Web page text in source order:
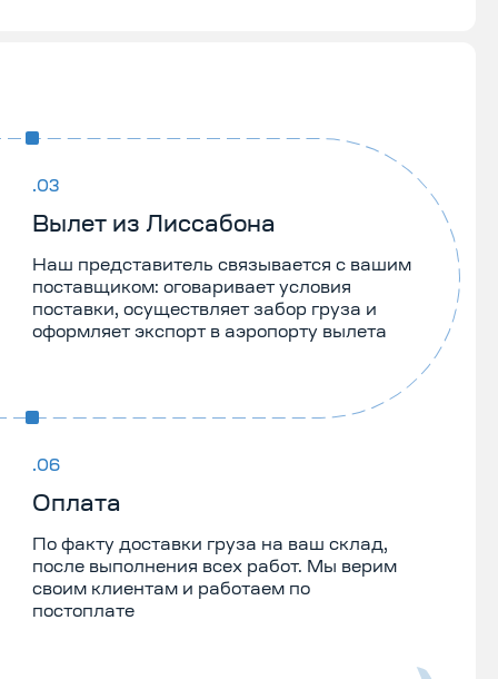
Вылет из Лиссабона
Наш представитель связывается с вашим
поставщиком: оговаривает условия
поставки, осуществляет забор груза и
оформляет экспорт в аэропорту вылета
Оплата
По факту доставки груза на ваш склад,
после выполнения всех работ. Мы верим
своим клиентам и работаем по
постоплате